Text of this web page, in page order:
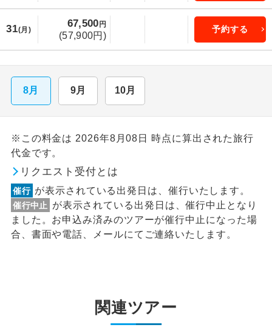
31(月)
67,500 円
(57,900円)
予約する
8月 9月 10月
※この料金は 2026年8月08日 時点に算出された旅行
代金です。
リクエスト受付とは
催行 が表示されている出発日は、催行いたします。
催行中止
が表示されている出発日は、催行中止となり
ました。お申込み済みのツアーが催行中止になった場
合、書面や電話、メールにてご連絡いたします。
関連ツアー